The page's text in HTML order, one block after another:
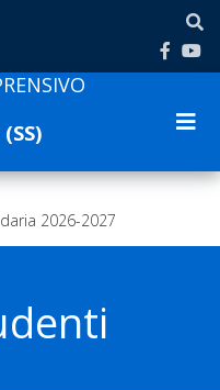
2026-2027